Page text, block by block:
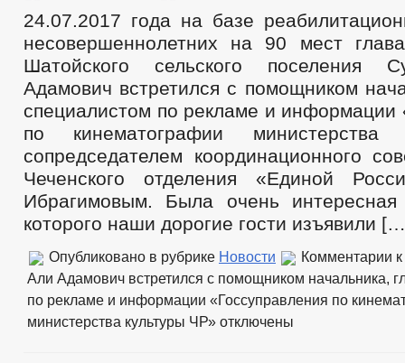
24.07.2017 года на базе
несовершеннолетних на 90 мест
Шатойского сельского поселения
Адамович встретился с помощником
специалистом по рекламе и информации
по кинематографии министерства
сопредседателем координационного
Чеченского отделения «Единой
Ибрагимовым. Была очень
которого наши дорогие гости изъявили
Опубликовано в рубрике Новости Комментарии
Али Адамович встретился с помощником начальника,
по рекламе и информации «Госсуправления по
министерства культуры ЧР» отключены